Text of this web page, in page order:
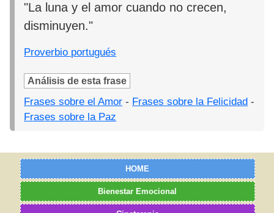
"La luna y el amor cuando no crecen,
disminuyen."
Proverbio portugués
Análisis de esta frase
Frases sobre el Amor - Frases sobre la Felicidad -
Frases sobre la Paz
HOME
Bienestar Emocional